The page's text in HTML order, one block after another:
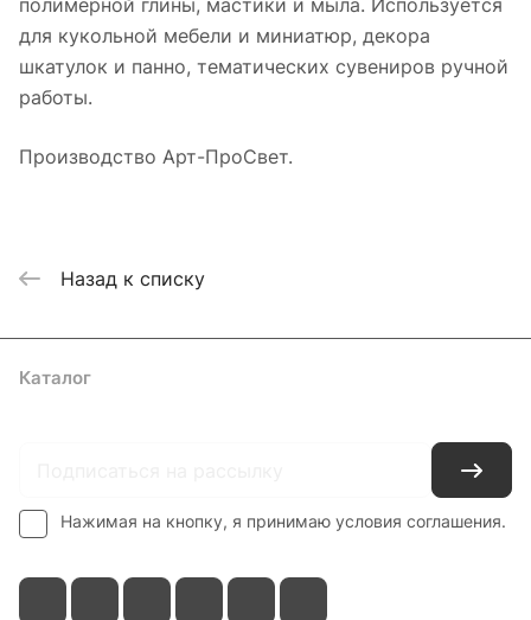
полимерной глины, мастики и мыла. Используется
для кукольной мебели и миниатюр, декора
шкатулок и панно, тематических сувениров ручной
работы.
Производство Арт-ПроСвет.
Назад к списку
Каталог
Нажимая на кнопку, я принимаю условия соглашения.